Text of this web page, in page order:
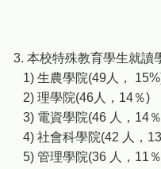
3. 本校特殊教育學生就讀
1) 生農學院(49人，
2) 理學院(46人，14％)
3) 電資學院(46 人，14
4) 社會科學院(42 人，
5) 管理學院(36 人，11